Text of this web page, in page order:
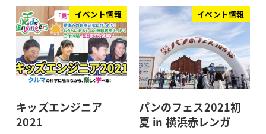
イベント情報
キッズエンジニア
2021
イベント情報
パンのフェス2021初
夏 in 横浜赤レンガ